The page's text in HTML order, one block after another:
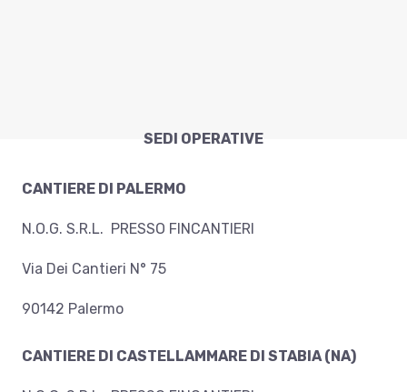
SEDI OPERATIVE
CANTIERE DI PALERMO
N.O.G. S.R.L. PRESSO FINCANTIERI
Via Dei Cantieri N° 75
90142 Palermo
CANTIERE DI CASTELLAMMARE DI STABIA (NA)